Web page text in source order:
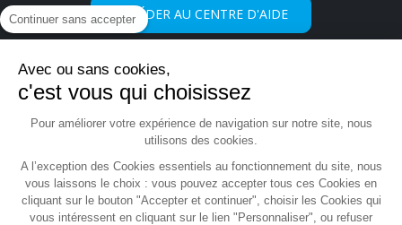
ACCÉDER AU CENTRE D'AIDE
Votre confection sur mesure
Mousse pour Matelas
Continuer sans accepter
Avec ou sans cookies,
c'est vous qui choisissez
Pour améliorer votre expérience de navigation sur notre site, nous
utilisons des cookies.
A l’exception des Cookies essentiels au fonctionnement du site, nous
vous laissons le choix : vous pouvez accepter tous ces Cookies en
cliquant sur le bouton "Accepter et continuer", choisir les Cookies qui
vous intéressent en cliquant sur le lien "Personnaliser", ou refuser